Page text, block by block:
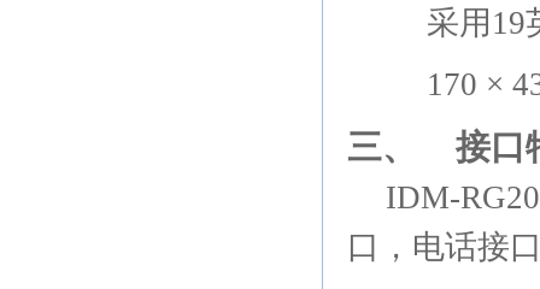
采用 19
170 ×
三、 接口
IDM-
口，电话接